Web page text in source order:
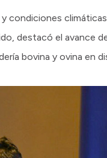
condiciones
destacó el avance
bovina y ovina en